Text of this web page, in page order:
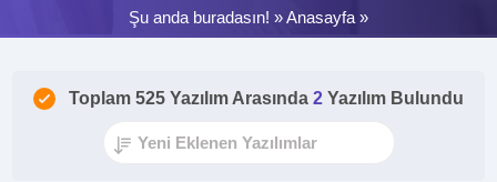
Şu anda buradasın! »Anasayfa »
Toplam 525 Yazılım Arasında 2 Yazılım Bulundu